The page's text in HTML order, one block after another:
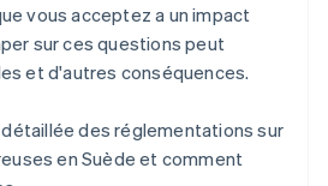
vous acceptez a un impact
sur ces questions peut
et d'autres conséquences.
des réglementations sur
en Suède et comment